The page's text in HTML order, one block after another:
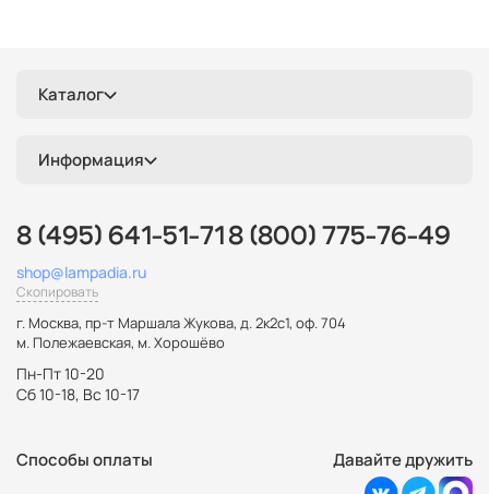
Каталог
Информация
8 (495) 641-51-71 8 (800) 775-76-49
shop@lampadia.ru
Скопировать
г. Москва, пр-т Маршала Жукова, д. 2к2с1, оф. 704
м. Полежаевская, м. Хорошёво
Пн-Пт 10-20
Сб 10-18, Вс 10-17
Способы оплаты Давайте дружить